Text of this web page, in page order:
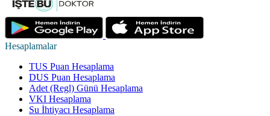
Hesaplamalar
TUS Puan Hesaplama
DUS Puan Hesaplama
Adet (Regl) Günü Hesaplama
VKI Hesaplama
Su İhtiyacı Hesaplama